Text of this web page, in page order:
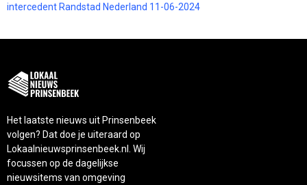
intercedent Randstad Nederland 11-06-2024
Het laatste nieuws uit Prinsenbeek
volgen? Dat doe je uiteraard op
Lokaalnieuwsprinsenbeek.nl. Wij
focussen op de dagelijkse
nieuwsitems van omgeving